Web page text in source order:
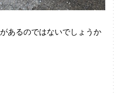
あるのではないでしょうか